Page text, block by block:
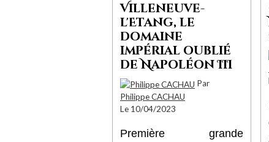
Villeneuve-
l'Etang, le
domaine
impérial oublié
de Napoléon III
Par
Philippe CACHAU
Le 10/04/2023
Première grande